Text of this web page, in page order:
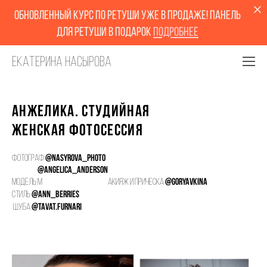
обновленный курс по ретуши уже в продаже! Панель
для ретуши в подарок Подробнее
Екатерина Насырова
Анжелика. Студийная
женская фотосессия
Фотограф@NASYROVA_PHOTO
Модель
@angelica_anderson
М
акияж и прическа@goryavkina
Стиль@Ann_berries
ШУБА@tavat.furnari